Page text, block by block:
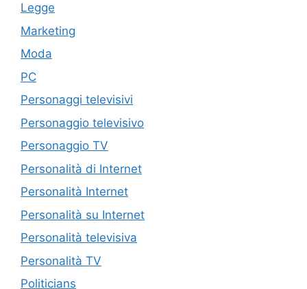
Legge
Marketing
Moda
PC
Personaggi televisivi
Personaggio televisivo
Personaggio TV
Personalità di Internet
Personalità Internet
Personalità su Internet
Personalità televisiva
Personalità TV
Politicians